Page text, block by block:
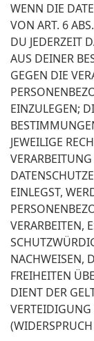
WENN DIE
VON ART. 6
DU JEDERZEIT
AUS DEINER
GEGEN DIE
EINZULEGEN;
JEWEILIGE
EINLEGST,
VERARBEITEN,
NACHWEISEN,
FREIHEITEN
DIENT DER